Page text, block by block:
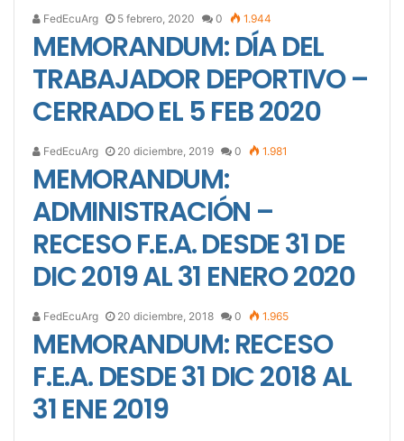
FedEcuArg 5 febrero, 2020 0 1.944
MEMORANDUM: DÍA DEL
TRABAJADOR DEPORTIVO –
CERRADO EL 5 FEB 2020
FedEcuArg 20 diciembre, 2019 0 1.981
MEMORANDUM:
ADMINISTRACIÓN –
RECESO F.E.A. DESDE 31 DE
DIC 2019 AL 31 ENERO 2020
FedEcuArg 20 diciembre, 2018 0 1.965
MEMORANDUM: RECESO
F.E.A. DESDE 31 DIC 2018 AL
31 ENE 2019